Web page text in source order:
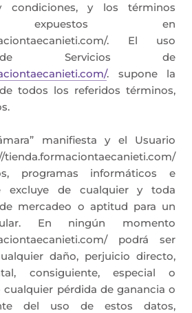
condiciones, y los términos
expuestos en
. El uso
Servicios de
. supone la
todos los referidos términos,
manifiesta y el Usuario
programas informáticos e
excluye de cualquier y toda
mercadeo o aptitud para un
En ningún momento
podrá ser
daño, perjuicio directo,
consiguiente, especial o
pérdida de ganancia o
del uso de estos datos,